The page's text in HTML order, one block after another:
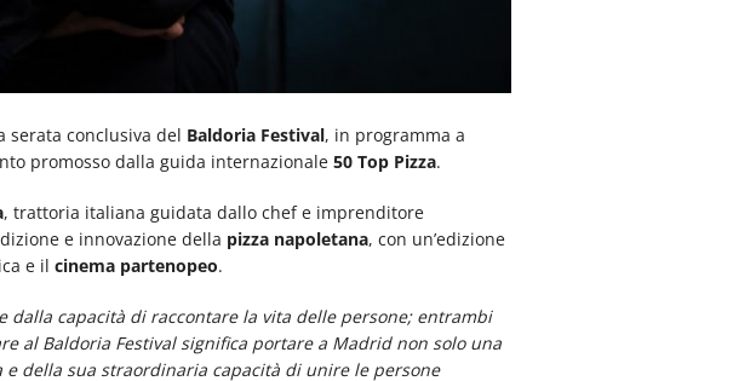
serata conclusiva del Baldoria Festival, in programma a
promosso dalla guida internazionale 50 Top Pizza.
, trattoria italiana guidata dallo chef e imprenditore
e innovazione della pizza napoletana, con un’edizione
e il cinema partenopeo.
dalla capacità di raccontare la vita delle persone; entrambi
al Baldoria Festival significa portare a Madrid non solo una
della sua straordinaria capacità di unire le persone